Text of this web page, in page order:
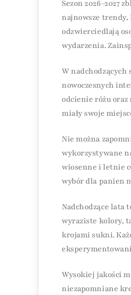
Sezon 2026-2027
najnowsze
odzwierciedlają
wydarzenia.
W
nowoczesnych
odcienie różu
miały swoje
Nie można
wykorzystywane
wiosenne i letnie
wybór dla panien
Nadchodzące lata
wyraziste kolory,
krojami sukni.
Wysokiej jakości
niezapomniane